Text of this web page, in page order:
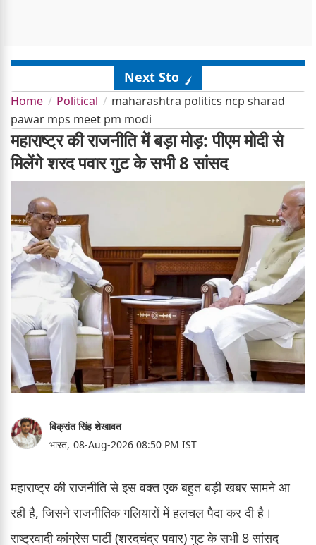
Next Story
Home Political
maharashtra politics ncp sharad
pawar mps meet pm modi
महाराष्ट्र की राजनीति में बड़ा मोड़: पीएम मोदी से
मिलेंगे शरद पवार गुट के सभी 8 सांसद
विक्रांत सिंह शेखावत
भारत, 08-Aug-2026 08:50 PM IST
महाराष्ट्र की राजनीति से इस वक्त एक बहुत बड़ी खबर सामने आ
रही है, जिसने राजनीतिक गलियारों में हलचल पैदा कर दी है।
राष्ट्रवादी कांग्रेस पार्टी (शरदचंद्र पवार) गुट के सभी 8 सांसद